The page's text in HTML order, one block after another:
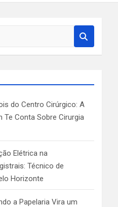
do Centro Cirúrgico: A
Te Conta Sobre Cirurgia
Elétrica na
Técnico de
Horizonte
a Papelaria Vira um